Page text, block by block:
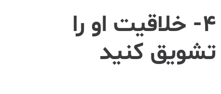
۴- خلاقیت او را
تشویق کنید